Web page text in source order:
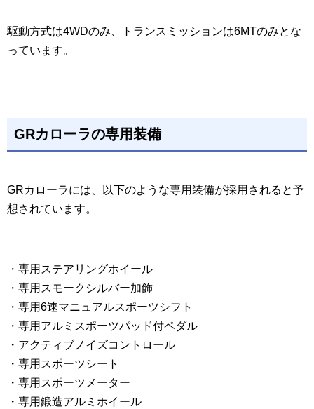
駆動方式は4WDのみ、トランスミッションは6MTのみとな
っています。
GRカローラの専用装備
GRカローラには、以下のような専用装備が採用されると予
想されています。
・専用ステアリングホイール
・専用スモークシルバー加飾
・専用6速マニュアルスポーツシフト
・専用アルミスポーツパッド付ペダル
・アクティブノイズコントロール
・専用スポーツシート
・専用スポーツメーター
・専用鍛造アルミホイール